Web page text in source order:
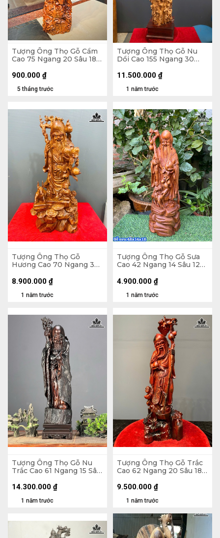
Tượng Ông Thọ Gỗ Cẩm
Cao 75 Ngang 20 Sâu 18
5 tháng trước
900.000 ₫
Tượng Ông Thọ Gỗ Nu
Dổi Cao 155 Ngang 30
1 năm trước
11.500.000 ₫
Tượng Ông Thọ Gỗ
Hương Cao 70 Ngang 30
1 năm trước
8.900.000 ₫
Tượng Ông Thọ Gỗ Sưa
Cao 42 Ngang 14 Sâu 12
1 năm trước
4.900.000 ₫
Tượng Ông Thọ Gỗ Nu
Trắc Cao 61 Ngang 15 Sâu
1 năm trước
14.300.000 ₫
Tượng Ông Thọ Gỗ Trắc
Cao 62 Ngang 20 Sâu 18
1 năm trước
9.500.000 ₫